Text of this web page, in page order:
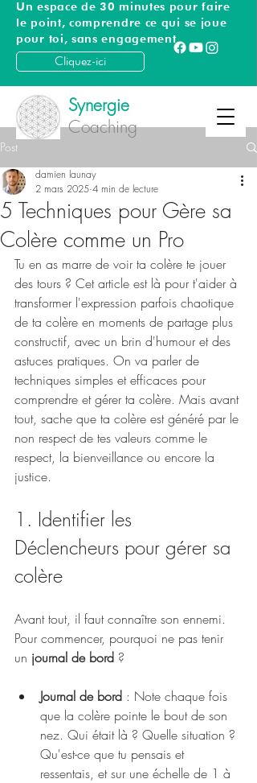
Synergie
Coaching
Un espace de 30 minutes pour faire
le point, comprendre ce qui se joue
pour toi, sans engagement
Cliquez-ici
Post
5 Techniques pour Gère sa
Colère comme un Pro
damien launay
2 mars 2025 4 min de lecture
Tu en as marre de voir ta colère te jouer
des tours ? Cet article est là pour t'aider à
transformer l'expression parfois chaotique
de ta colère en moments de partage plus
constructif, avec un brin d'humour et des
astuces pratiques. On va parler de
techniques simples et efficaces pour
comprendre et gérer ta colère. Mais avant
tout, sache que ta colère est généré par le
non respect de tes valeurs comme le
respect, la bienveillance ou encore la
justice.
1. Identifier les
Déclencheurs pour gérer sa
colère
Avant tout, il faut connaître son ennemi.
Pour commencer, pourquoi ne pas tenir
un journal de bord ?
Journal de bord : Note chaque fois
que la colère pointe le bout de son
nez. Qui était là ? Quelle situation ?
Qu'est-ce que tu pensais et
ressentais, et sur une échelle de 1 à